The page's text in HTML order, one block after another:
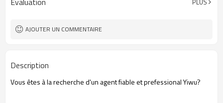
AJOUTER UN COMMENTAIRE
Description
Vous êtes à la recherche d'un agent fiable et prefessional Yiwu?